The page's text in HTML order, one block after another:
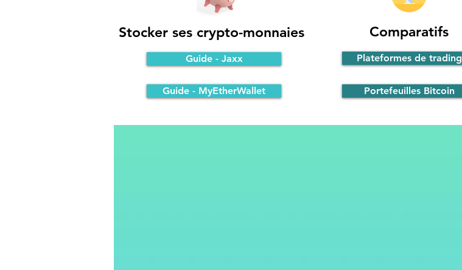
Stocker ses crypto-monnaies Comparatifs
Guide - Jaxx Plateformes de trading
Guide - MyEtherWallet Portefeuilles Bitcoin